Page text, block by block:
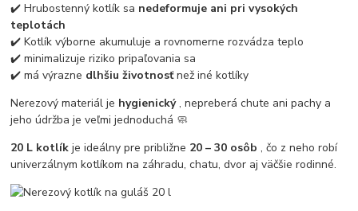
✔️ Hrubostenný kotlík sa nedeformuje ani pri vysokých
teplotách
✔️ Kotlík výborne akumuluje a rovnomerne rozvádza teplo
✔️ minimalizuje riziko pripaľovania sa
✔️ má výrazne dlhšiu životnosťnež iné kotlíky
Nerezový materiál je hygienický, nepreberá chute ani pachy a
jeho údržba je veľmi jednoduchá 🧼
20 L kotlík je ideálny pre približne 20 – 30 osôb , čo z neho robí
univerzálnym kotlíkom na záhradu, chatu, dvor aj väčšie rodinné.